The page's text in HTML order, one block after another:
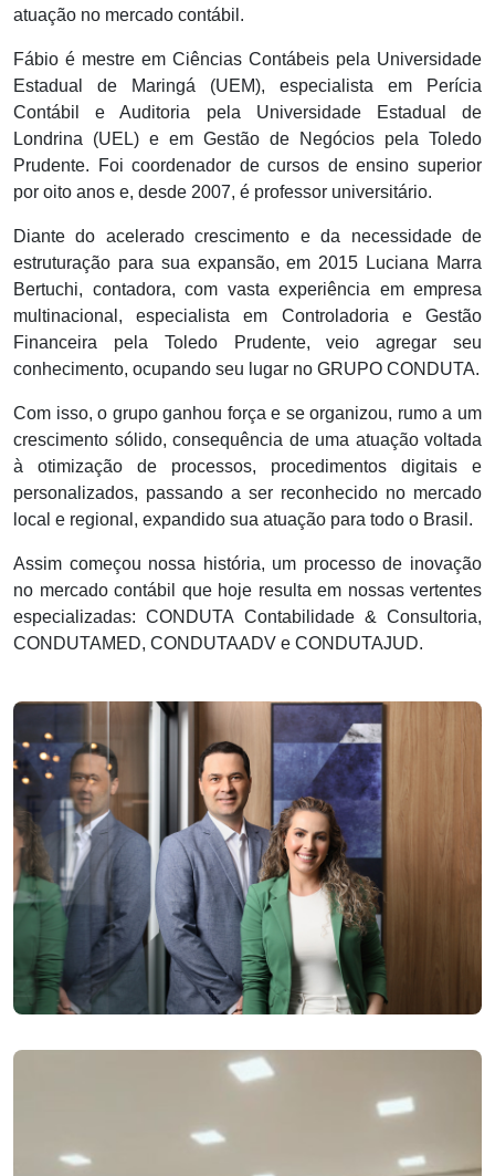
atuação no mercado contábil.
Fábio é mestre em Ciências Contábeis pela Universidade
Estadual de Maringá (UEM), especialista em Perícia
Contábil e Auditoria pela Universidade Estadual de
Londrina (UEL) e em Gestão de Negócios pela Toledo
Prudente. Foi coordenador de cursos de ensino superior
por oito anos e, desde 2007, é professor universitário.
Diante do acelerado crescimento e da necessidade de
estruturação para sua expansão, em 2015 Luciana Marra
Bertuchi, contadora, com vasta experiência em empresa
multinacional, especialista em Controladoria e Gestão
Financeira pela Toledo Prudente, veio agregar seu
conhecimento, ocupando seu lugar no GRUPO CONDUTA.
Com isso, o grupo ganhou força e se organizou, rumo a um
crescimento sólido, consequência de uma atuação voltada
à otimização de processos, procedimentos digitais e
personalizados, passando a ser reconhecido no mercado
local e regional, expandido sua atuação para todo o Brasil.
Assim começou nossa história, um processo de inovação
no mercado contábil que hoje resulta em nossas vertentes
especializadas: CONDUTA Contabilidade & Consultoria,
CONDUTAMED, CONDUTAADV e CONDUTAJUD.